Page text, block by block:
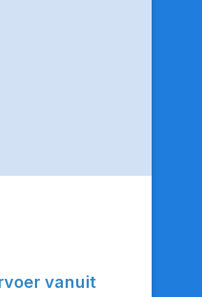
vanuit